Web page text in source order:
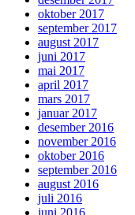
oktober 2017
september 2017
august 2017
juni 2017
mai 2017
april 2017
mars 2017
januar 2017
desember 2016
november 2016
oktober 2016
september 2016
august 2016
juli 2016
juni 2016